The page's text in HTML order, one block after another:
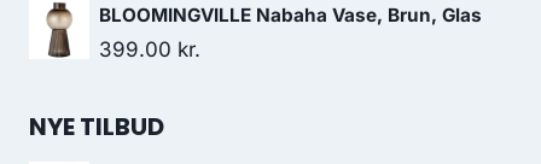
BLOOMINGVILLE Nabaha Vase, Brun, Glas
399.00 kr.
NYE TILBUD